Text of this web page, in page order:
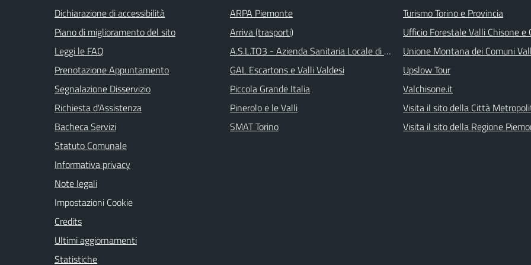
Dichiarazione di accessibilità
Piano di miglioramento del sito
Leggi le FAQ
Prenotazione Appuntamento
Segnalazione Disservizio
Richiesta d'Assistenza
Bacheca Servizi
Statuto Comunale
Informativa privacy
Note legali
Impostazioni Cookie
Credits
Ultimi aggiornamenti
Statistiche
ARPA Piemonte
Arriva (trasporti)
A.S.L.TO3 - Azienda Sanitaria Locale di Collegno e Pinerolo
GAL Escartons e Valli Valdesi
Piccola Grande Italia
Pinerolo e le Valli
SMAT Torino
Turismo Torino e Provincia
Ufficio Forestale Valli Chisone e
Unione Montana dei Comuni
Upslow Tour
Valchisone.it
Visita il sito della Città
Visita il sito della Regione